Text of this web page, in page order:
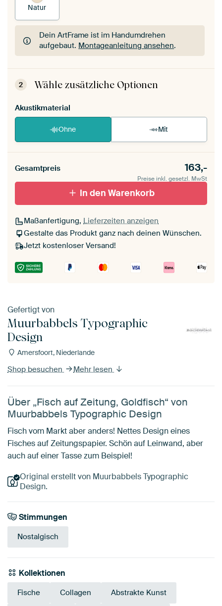
Natur
Dein ArtFrame ist im Handumdrehen
aufgebaut. Montageanleitung ansehen.
Dein ArtFrame ist im Handumdrehen
aufgebaut.Montageanleitung ansehen
2 Wähle zusätzliche Optionen
Akustikmaterial
Ohne Mit
Gesamtpreis 163,-
Preise inkl. gesetzl. MwSt
In den Warenkorb
Maßanfertigung, Lieferzeiten anzeigen
Gestalte das Produkt ganz nach deinen Wünschen.
Jetzt kostenloser Versand!
Gefertigt von
Muurbabbels Typographic
Design
Amersfoort, Niederlande
Shop besuchen Mehr lesen
Über „Fisch auf Zeitung, Goldfisch“ von
Muurbabbels Typographic Design
Fisch vom Markt aber anders! Nettes Design eines
Fisches auf Zeitungspapier. Schön auf Leinwand, aber
auch auf einer Tasse zum Beispiel!
Original erstellt von Muurbabbels Typographic
Design.
Stimmungen
Nostalgisch
Kollektionen
Fische Collagen Abstrakte Kunst